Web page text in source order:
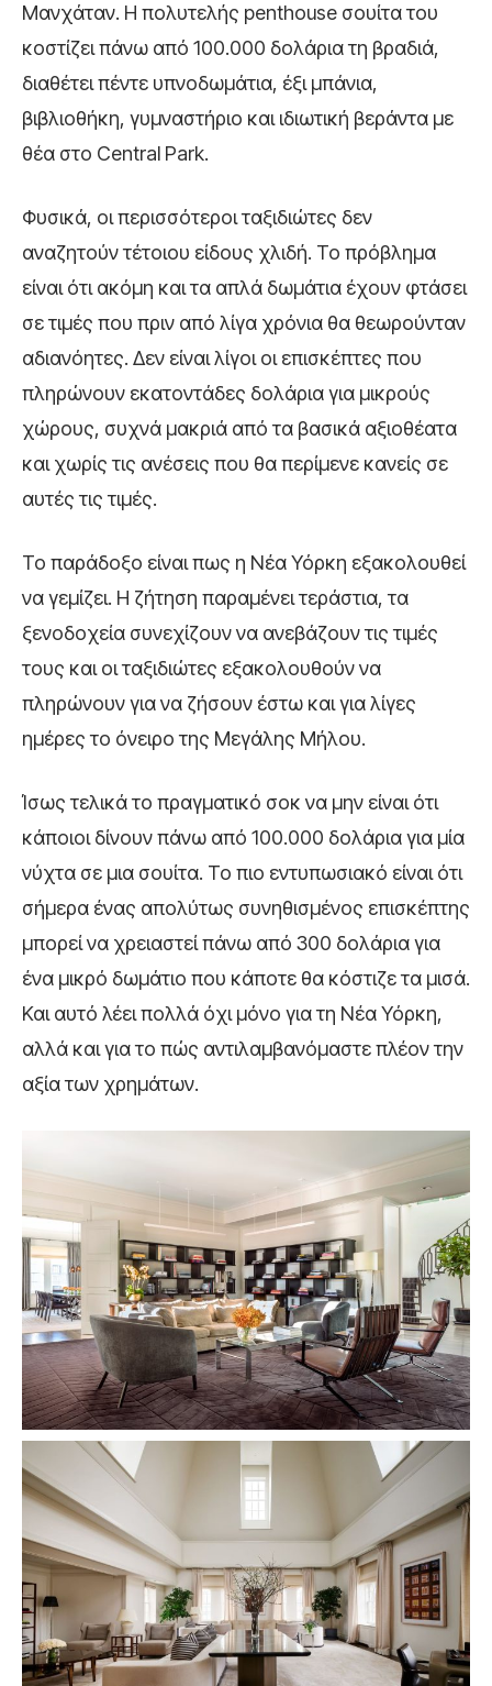
Μανχάταν. Η πολυτελής penthouse σουίτα του
κοστίζει πάνω από 100.000 δολάρια τη βραδιά,
διαθέτει πέντε υπνοδωμάτια, έξι μπάνια,
βιβλιοθήκη, γυμναστήριο και ιδιωτική βεράντα με
θέα στο Central Park.
Φυσικά, οι περισσότεροι ταξιδιώτες δεν
αναζητούν τέτοιου είδους χλιδή. Το πρόβλημα
είναι ότι ακόμη και τα απλά δωμάτια έχουν φτάσει
σε τιμές που πριν από λίγα χρόνια θα θεωρούνταν
αδιανόητες. Δεν είναι λίγοι οι επισκέπτες που
πληρώνουν εκατοντάδες δολάρια για μικρούς
χώρους, συχνά μακριά από τα βασικά αξιοθέατα
και χωρίς τις ανέσεις που θα περίμενε κανείς σε
αυτές τις τιμές.
Το παράδοξο είναι πως η Νέα Υόρκη εξακολουθεί
να γεμίζει. Η ζήτηση παραμένει τεράστια, τα
ξενοδοχεία συνεχίζουν να ανεβάζουν τις τιμές
τους και οι ταξιδιώτες εξακολουθούν να
πληρώνουν για να ζήσουν έστω και για λίγες
ημέρες το όνειρο της Μεγάλης Μήλου.
Ίσως τελικά το πραγματικό σοκ να μην είναι ότι
κάποιοι δίνουν πάνω από 100.000 δολάρια για μία
νύχτα σε μια σουίτα. Το πιο εντυπωσιακό είναι ότι
σήμερα ένας απολύτως συνηθισμένος επισκέπτης
μπορεί να χρειαστεί πάνω από 300 δολάρια για
ένα μικρό δωμάτιο που κάποτε θα κόστιζε τα μισά.
Και αυτό λέει πολλά όχι μόνο για τη Νέα Υόρκη,
αλλά και για το πώς αντιλαμβανόμαστε πλέον την
αξία των χρημάτων.